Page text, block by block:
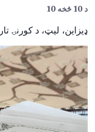
د 10 څخه 10
ډیزاین، لیټ، د کورنۍ